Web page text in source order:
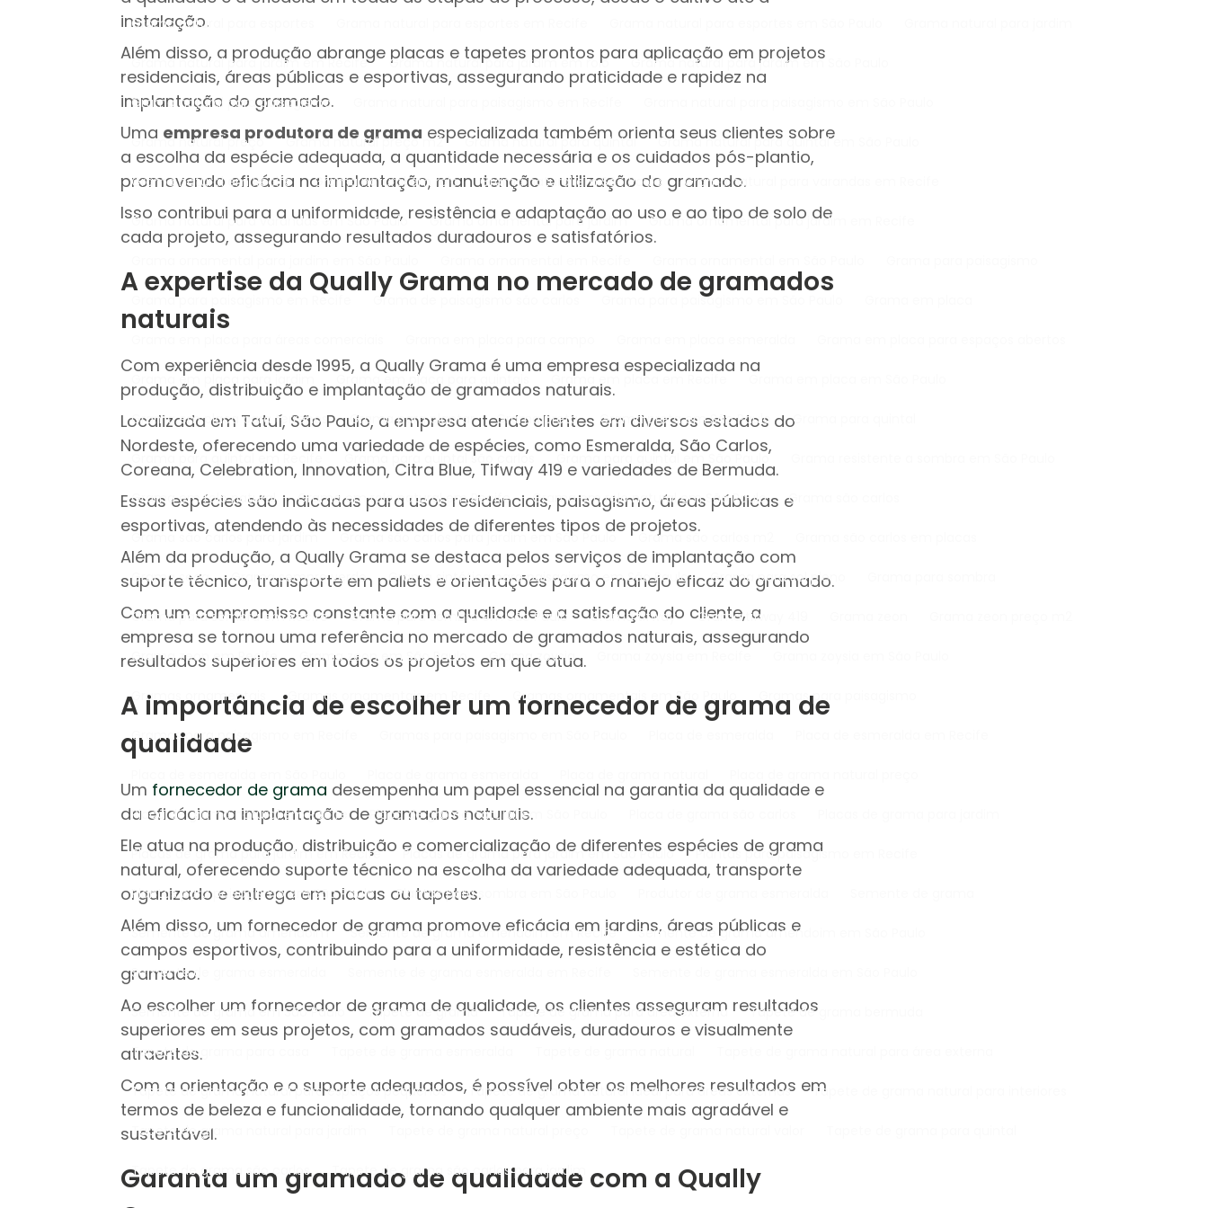
Grama natural para esportes
Grama natural para jardim em Recife Grama natural para jardim em rolo Grama natural para jardim em São Paulo
Grama natural para paisagismo
Grama natural preço Grama natural preço m2 Grama natural para quintal Grama natural para quintal em São Paulo
Grama natural em Recife Grama natural em rolo Grama natural em São Paulo Grama natural para varandas em Recife
Grama natural para varandas em São Paulo Grama ornamental para jardim Grama ornamental para jardim em Recife
Grama para paisagismo em Recife Grama de paisagismo são carlos Grama para paisagismo em São Paulo
Grama em placa para jardim Grama em placa para quintais Grama em placa em Recife
Grama em placa para terrenos Grama para plantar Grama preta Grama preta em São Paulo
Grama para quintal em Recife Grama para quintal são carlos Grama para quintal em São Paulo
Grama em rolo natural Grama em rolo natural em Recife Grama em rolo natural em São Paulo
Grama são carlos para jardim Grama são carlos para jardim em São Paulo Grama são carlos m2
Grama seca Grama sempre verde Grama sintética para paisagismo em São Paulo Grama para sol pleno
Grama para sombra em Recife Grama para sombra em São Paulo Grama tifway Grama tifway 419
Grama zeon em Recife Grama zeon em São Paulo Grama zoysia
Gramas ornamentais Gramas ornamentais em Recife Gramas ornamentais em São Paulo Gramas para paisagismo
Gramas para paisagismo em Recife
Placa de grama natural em Recife Placa de grama natural em São Paulo
Placas de grama para jardim em Recife Placas de grama para jardim em São Paulo Plantas para paisagismo em Recife
Plantas para paisagismo em São Paulo Plantas para sombra em São Paulo
Semente de grama amendoim Semente de grama amendoim em Recife Semente de grama amendoim em São Paulo
Semente de grama esmeralda
Semente de grama em São Paulo Tapete de grama Tapete de grama para área externa Tapete de grama bermuda
Tapete de grama para casa
Tapete de grama natural para espaços pequenos Tapete de grama natural ideal para áreas externas Tapete de grama natural para interiores
Tapete de grama natural para jardim
Tapete de grama são carlos Tapete de grama são carlos para jardim
instalação.
Além disso, a produção abrange placas e tapetes prontos para aplicação em projetos
residenciais, áreas públicas e esportivas, assegurando praticidade e rapidez na
implantação do gramado.
Uma empresa produtora de grama especializada também orienta seus clientes sobre
a escolha da espécie adequada, a quantidade necessária e os cuidados pós-plantio,
promovendo eficácia na implantação, manutenção e utilização do gramado.
Isso contribui para a uniformidade, resistência e adaptação ao uso e ao tipo de solo de
cada projeto, assegurando resultados duradouros e satisfatórios.
A expertise da Qually Grama no mercado de gramados
naturais
Com experiência desde 1995, a Qually Grama é uma empresa especializada na
produção, distribuição e implantação de gramados naturais.
Localizada em Tatuí, São Paulo, a empresa atende clientes em diversos estados do
Nordeste, oferecendo uma variedade de espécies, como Esmeralda, São Carlos,
Coreana, Celebration, Innovation, Citra Blue, Tifway 419 e variedades de Bermuda.
Essas espécies são indicadas para usos residenciais, paisagismo, áreas públicas e
esportivas, atendendo às necessidades de diferentes tipos de projetos.
Além da produção, a Qually Grama se destaca pelos serviços de implantação com
suporte técnico, transporte em pallets e orientações para o manejo eficaz do gramado.
Com um compromisso constante com a qualidade e a satisfação do cliente, a
empresa se tornou uma referência no mercado de gramados naturais, assegurando
resultados superiores em todos os projetos em que atua.
A importância de escolher um fornecedor de grama de
qualidade
Um fornecedor de grama desempenha um papel essencial na garantia da qualidade e
da eficácia na implantação de gramados naturais.
Ele atua na produção, distribuição e comercialização de diferentes espécies de grama
natural, oferecendo suporte técnico na escolha da variedade adequada, transporte
organizado e entrega em placas ou tapetes.
Além disso, um fornecedor de grama promove eficácia em jardins, áreas públicas e
campos esportivos, contribuindo para a uniformidade, resistência e estética do
gramado.
Ao escolher um fornecedor de grama de qualidade, os clientes asseguram resultados
superiores em seus projetos, com gramados saudáveis, duradouros e visualmente
atraentes.
Com a orientação e o suporte adequados, é possível obter os melhores resultados em
termos de beleza e funcionalidade, tornando qualquer ambiente mais agradável e
sustentável.
Garanta um gramado de qualidade com a Qually